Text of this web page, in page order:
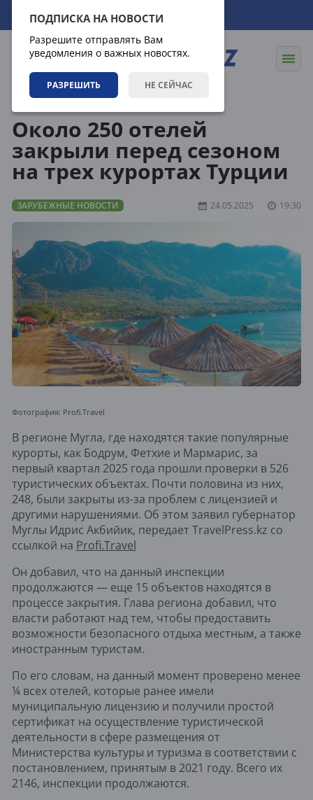
ПОДПИСКА НА НОВОСТИ
Разрешите отправлять Вам
уведомления о важных новостях.
РАЗРЕШИТЬ НЕ СЕЙЧАС
07.08.2026 04:37:53
Около 250 отелей
закрыли перед сезоном
на трех курортах Турции
ЗАРУБЕЖНЫЕ НОВОСТИ 24.05.2025 19:30
Фотография: Profi.Travel
В регионе Мугла, где находятся такие популярные
курорты, как Бодрум, Фетхие и Мармарис, за
первый квартал 2025 года прошли проверки в 526
туристических объектах. Почти половина из них,
248, были закрыты из-за проблем с лицензией и
другими нарушениями. Об этом заявил губернатор
Муглы Идрис Акбийик, передает TravelPress.kz со
ссылкой на Profi.Travel
Он добавил, что на данный инспекции
продолжаются — еще 15 объектов находятся в
процессе закрытия. Глава региона добавил, что
власти работают над тем, чтобы предоставить
возможности безопасного отдыха местным, а также
иностранным туристам.
По его словам, на данный момент проверено менее
¼ всех отелей, которые ранее имели
муниципальную лицензию и получили простой
сертификат на осуществление туристической
деятельности в сфере размещения от
Министерства культуры и туризма в соответствии с
постановлением, принятым в 2021 году. Всего их
2146, инспекции продолжаются.